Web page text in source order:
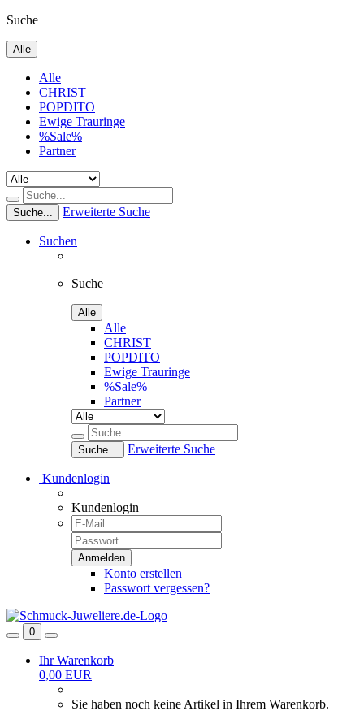
Suche
Alle
Alle
CHRIST
POPDITO
Ewige Trauringe
%Sale%
Partner
Suche... Erweiterte Suche
Suchen
Suche
Alle
Alle
CHRIST
POPDITO
Ewige Trauringe
%Sale%
Partner
Suche... Erweiterte Suche
Kundenlogin
Kundenlogin
Konto erstellen
Passwort vergessen?
0
Ihr Warenkorb
0,00 EUR
Sie haben noch keine Artikel in Ihrem Warenkorb.